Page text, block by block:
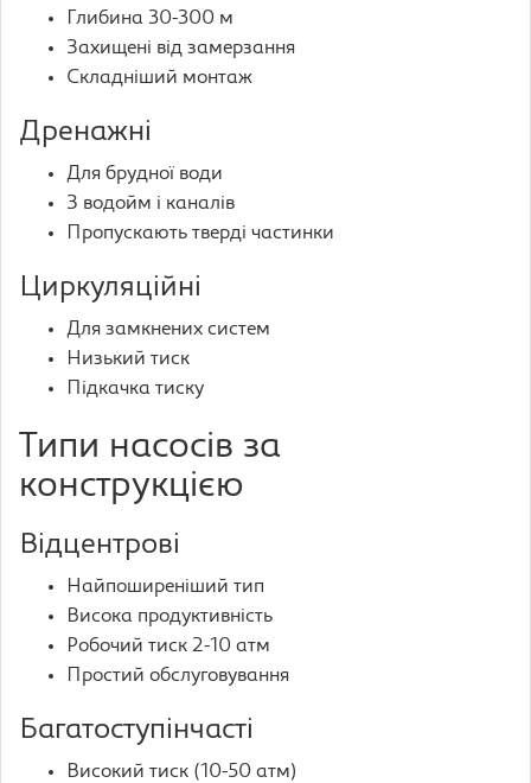
Глибина 30-300 м
Захищені від замерзання
Складніший монтаж
Дренажні
Для брудної води
З водойм і каналів
Пропускають тверді частинки
Циркуляційні
Для замкнених систем
Низький тиск
Підкачка тиску
Типи насосів за
конструкцією
Відцентрові
Найпоширеніший тип
Висока продуктивність
Робочий тиск 2-10 атм
Простий обслуговування
Багатоступінчасті
Високий тиск (10-50 атм)